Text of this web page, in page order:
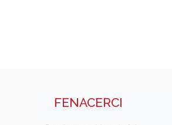
FENACERCI